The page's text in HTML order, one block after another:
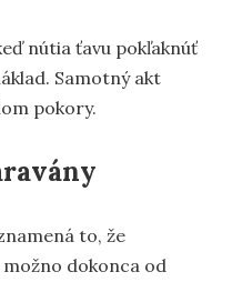
nútia ťavu pokľaknúť
Samotný akt
pokory.
to, že
dokonca od